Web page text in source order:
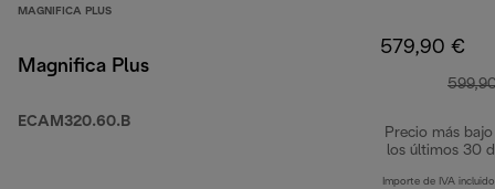
MAGNIFICA PLUS
Magnifica Plus
ECAM320.60.B
579,90 €
Precio más bajo
los últimos 30
Importe de IVA